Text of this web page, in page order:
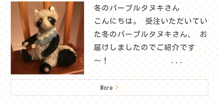
冬のパープルタヌキさん
こんにちは。 受注いただいてい
た冬のパープルタヌキさん、 お
届けしましたのでご紹介です
～！ ...
More>